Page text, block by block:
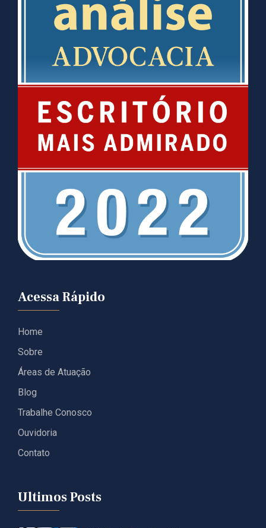
Acessa Rápido
Home
Sobre
Áreas de Atuação
Blog
Trabalhe Conosco
Ouvidoria
Contato
Ultimos Posts